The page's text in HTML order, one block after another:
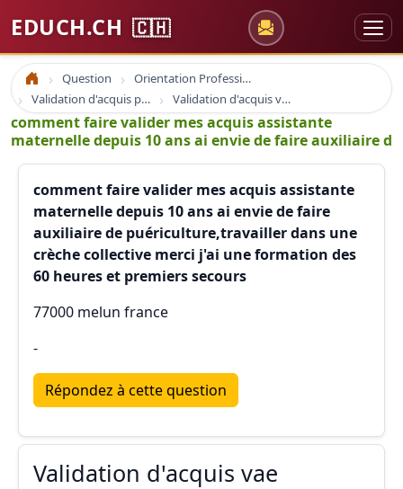
EDUCH.CH 🇨🇭
Accueil Question
Orientation Professionnelle
Validation d'acquis professionnel
Validation d'acquis vae
comment faire valider mes acquis assistante
maternelle depuis 10 ans ai envie de faire auxiliaire d
comment faire valider mes acquis assistante
maternelle depuis 10 ans ai envie de faire
auxiliaire de puériculture,travailler dans une
crèche collective merci j'ai une formation des
60 heures et premiers secours
77000 melun france
-
Répondez à cette question
Validation d'acquis vae